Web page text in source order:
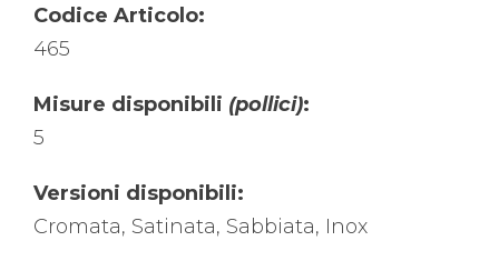
Codice Articolo:
465
Misure disponibili (pollici):
5
Versioni disponibili:
Cromata, Satinata, Sabbiata, Inox